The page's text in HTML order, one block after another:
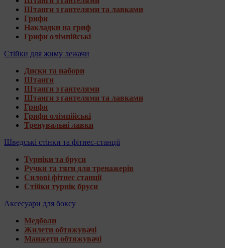
Штанги з гантелями та лавками
Грифи
Накладки на гриф
Грифи олімпійські
Стійки для жиму лежачи
Диски та набори
Штанги
Штанги з гантелями
Штанги з гантелями та лавками
Грифи
Грифи олімпійські
Тренувальні лавки
Шведські стінки та фітнес-станції
Турніки та бруси
Ручки та тяги для тренажерів
Силові фітнес станції
Стійки турнік бруси
Аксесуари для боксу
Медболи
Жилети обтяжувачі
Манжети обтяжувачі